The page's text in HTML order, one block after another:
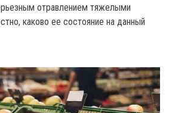
отравлением тяжелыми
каково ее состояние на данный